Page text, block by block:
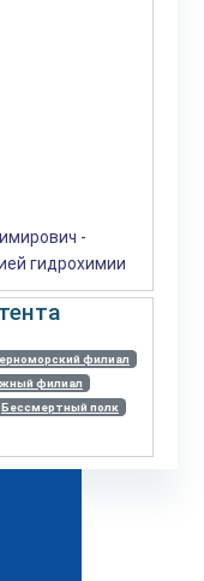
-
гидрохимии
филиал
филиал
Бессмертный полк